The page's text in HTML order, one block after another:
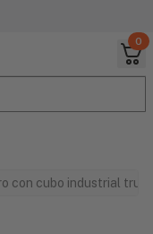
0
con cubo industrial